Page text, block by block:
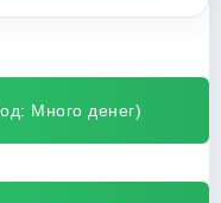
Много денег)